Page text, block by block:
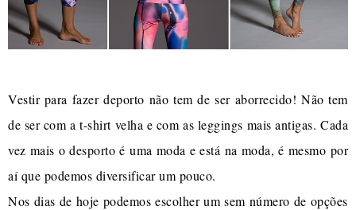
Vestir para fazer deporto não tem de ser aborrecido! Não tem
de ser com a t-shirt velha e com as leggings mais antigas. Cada
vez mais o desporto é uma moda e está na moda, é mesmo por
aí que podemos diversificar um pouco.
Nos dias de hoje podemos escolher um sem número de opções